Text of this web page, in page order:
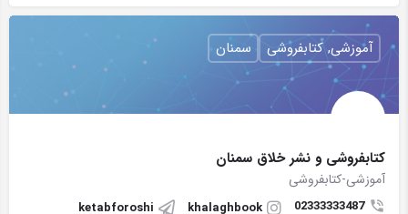
کتابفروشی و نشر خلاق سمنان
آموزشی-کتابفروشی
02333333487
khalaghbook
ketabforoshi
آموزشی, کتابفروشی سمنان